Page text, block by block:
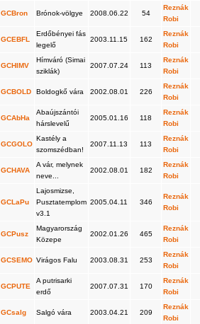
GCBron Brónok-völgye 2008.06.22 54
Reznák
Robi
GCEBFL
Erdőbényei fás
legelő
2003.11.15 162
Reznák
Robi
GCHIMV
Hímváró (Simai
sziklák)
2007.07.24 113
Reznák
Robi
GCBOLD Boldogkő vára 2002.08.01 226
Reznák
Robi
GCAbHa
Abaújszántói
hárslevelű
2005.01.16 118
Reznák
Robi
GCGOLO
Kastély a
szomszédban!
2007.11.13 113
Reznák
Robi
GCHAVA
A vár, melynek
neve...
2002.08.01 182
Reznák
Robi
GCLaPu
Lajosmizse,
Pusztatemplom
v3.1
2005.04.11 346
Reznák
Robi
GCPusz
Magyarország
Közepe
2002.01.26 465
Reznák
Robi
GCSEMO Virágos Falu 2003.08.31 253
Reznák
Robi
GCPUTE
A putrisarki
erdő
2007.07.31 170
Reznák
Robi
GCsalg Salgó vára 2003.04.21 209
Reznák
Robi